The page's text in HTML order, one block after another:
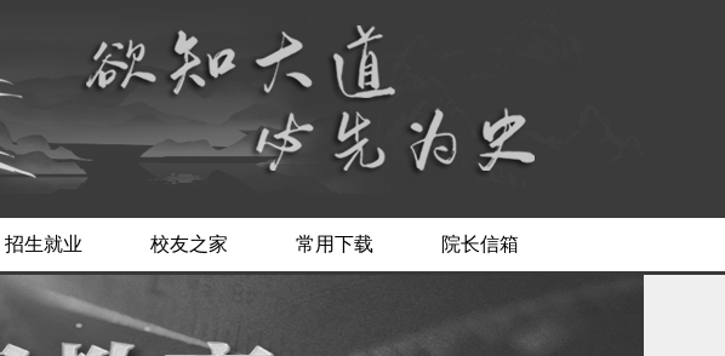
招生就业 校友之家 常用下载 院长信箱